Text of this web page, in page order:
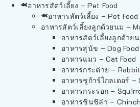
อาหารสัตว์เลี้ยง – Pet Food
อาหารสัตว์เลี้ยง – Pet Food
อาหารสัตว์เลี้ยงลูกด้วยนม –
อาหารสัตว์เลี้ยงลูกด้วย
อาหารสุนัข – Dog Food
อาหารแมว – Cat Food
อาหารกระต่าย –
อาหารชูก้าร์ไกลเดอร์ –
อาหารกระรอก –
อาหารชินชิล่า –